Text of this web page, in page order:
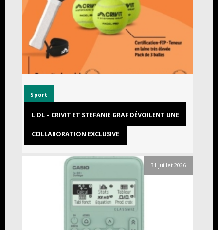
Sport
LIDL – CRIVIT ET STEFANIE GRAF DÉVOILENT UNE
COLLABORATION EXCLUSIVE
31 juillet 2026